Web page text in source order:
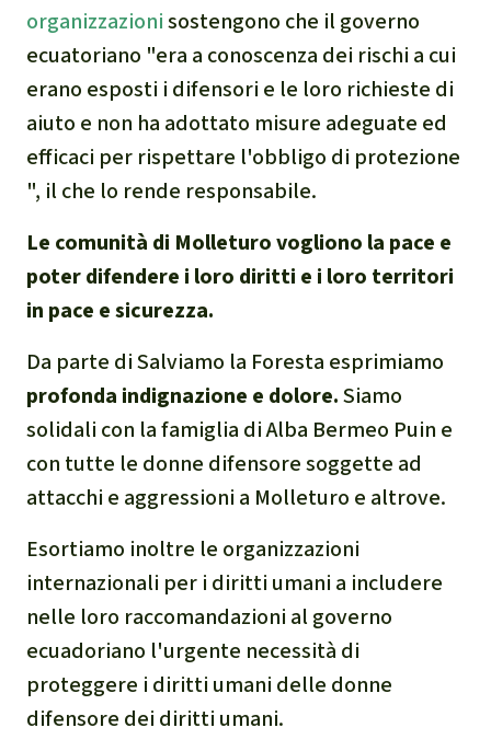
organizzazionisostengono che il governo
ecuatoriano "era a conoscenza dei rischi a cui
erano esposti i difensori e le loro richieste di
aiuto e non ha adottato misure adeguate ed
efficaci per rispettare l'obbligo di protezione
", il che lo rende responsabile.
Le comunità di Molleturo vogliono la pace e
poter difendere i loro diritti e i loro territori
in pace e sicurezza.
Da parte di Salviamo la Foresta esprimiamo
profonda indignazione e dolore.Siamo
solidali con la famiglia di Alba Bermeo Puin e
con tutte le donne difensore soggette ad
attacchi e aggressioni a Molleturo e altrove.
Esortiamo inoltre le organizzazioni
internazionali per i diritti umani a includere
nelle loro raccomandazioni al governo
ecuadoriano l'urgente necessità di
proteggere i diritti umani delle donne
difensore dei diritti umani.